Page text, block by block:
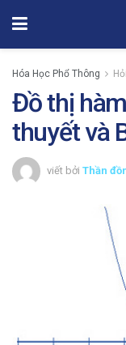
Hóa Học Phổ Thông
Đồ thị
thuyết và
viết bởi Thần